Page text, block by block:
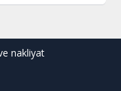
nakliyat